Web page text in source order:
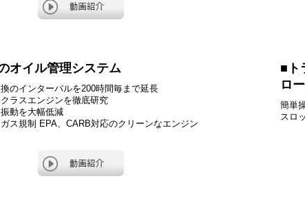
オイル管理システム
のインターバルを200時間毎まで延長
ラスエンジンを徹底研究
動を大幅低減
ス規制 EPA、CARB対応のクリーンなエンジン
ロ
簡単
スロ